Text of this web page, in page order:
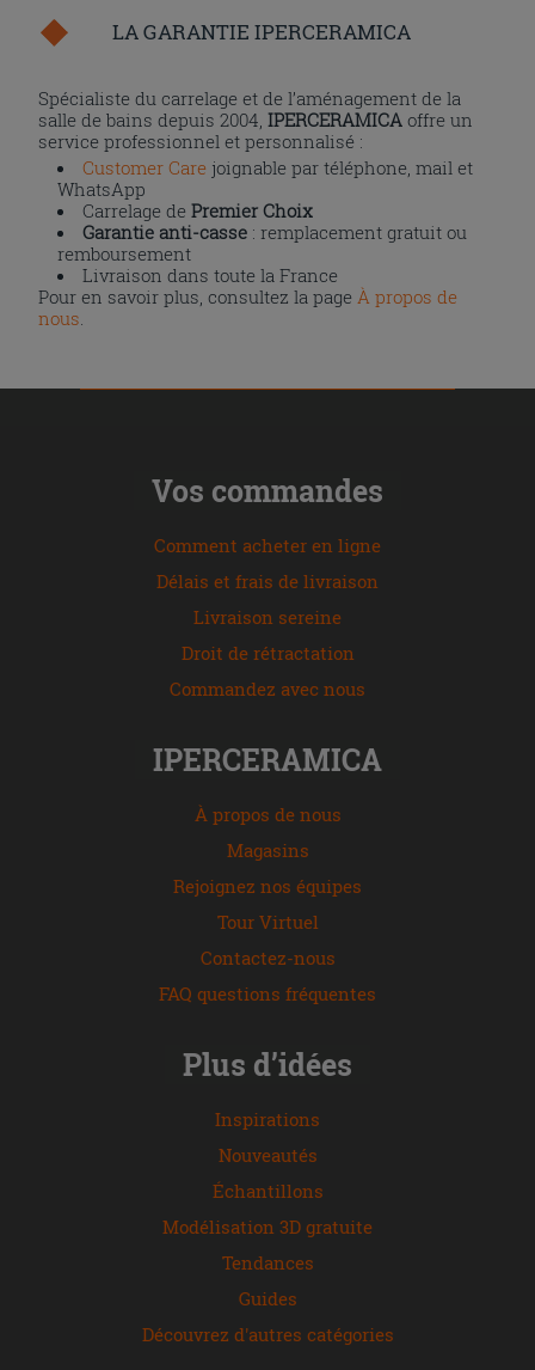
LA GARANTIE IPERCERAMICA
Spécialiste du carrelage et de l’aménagement de la
salle de bains depuis 2004,IPERCERAMICA offre un
service professionnel et personnalisé :
Customer Care joignable par téléphone, mail et
WhatsApp
Carrelage dePremier Choix
Garantie anti-casse : remplacement gratuit ou
remboursement
Livraison dans toute la France
Pour en savoir plus, consultez la page À propos de
nous
Vos commandes
Comment acheter en ligne
Délais et frais de livraison
Livraison sereine
Droit de rétractation
Commandez avec nous
IPERCERAMICA
À propos de nous
Magasins
Rejoignez nos équipes
Tour Virtuel
Contactez-nous
FAQ questions fréquentes
Plus d’idées
Inspirations
Nouveautés
Échantillons
Modélisation 3D gratuite
Tendances
Guides
Découvrez d'autres catégories